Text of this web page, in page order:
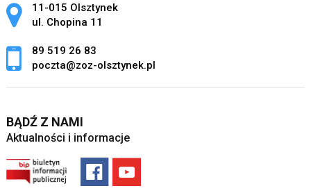
Adres pocztowy:
11-015 Olsztynek
ul. Chopina 11
89 519 26 83
poczta@zoz-olsztynek.pl
BĄDŹ Z NAMI
Aktualności i informacje